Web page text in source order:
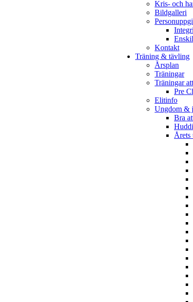
Kris- och
Bildgalleri
Kontakt
Träning & tävling
Årsplan
Träningar
Träningar
Pre
Elitinfo
Ungdom &
Bra
Årets